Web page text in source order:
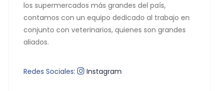
los supermercados más grandes del país,
contamos con un equipo dedicado al trabajo en
conjunto con veterinarios, quienes son grandes
aliados.
Redes Sociales: Instagram